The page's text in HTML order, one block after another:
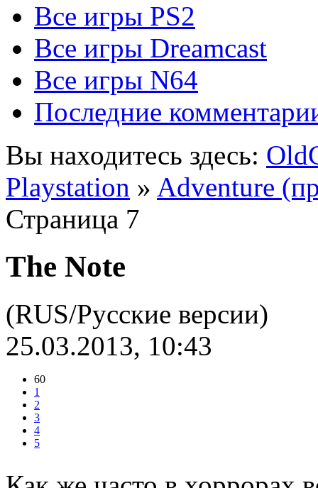
Все игры PS2
Все игры Dreamcast
Все игры N64
Последние
Вы находитесь здесь:
Playstation » Adventure
Страница 7
The Note
(RUS/Русские версии)
25.03.2013, 10:43
60
1
2
3
4
5